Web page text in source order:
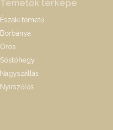
Temetők térképe
Északi temető
Borbánya
Oros
Sóstóhegy
Nagyszállás
Nyírszőlős